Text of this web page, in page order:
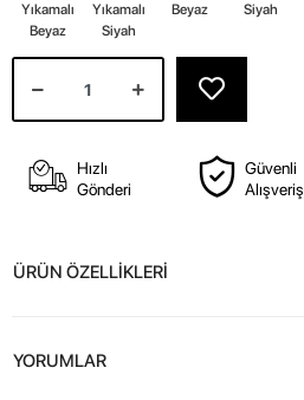
Yıkamalı
Beyaz
Yıkamalı
Siyah
Beyaz Siyah
Hızlı
Gönderi
Güvenli
Alışveriş
ÜRÜN ÖZELLİKLERİ
YORUMLAR